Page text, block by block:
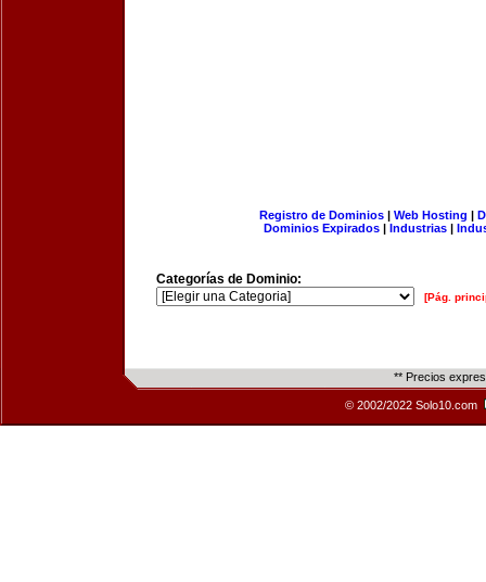
Registro de Dominios| Web Hosting |
Dominios Expirados | Industrias |
Categorías de Dominio:
[Pág.
** Precios
© 2002/2022 Solo10.com